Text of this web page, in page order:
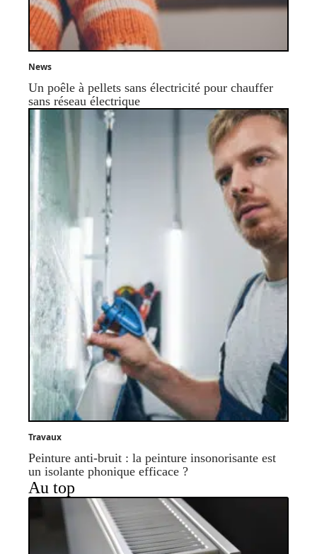
News
Un poêle à pellets sans électricité pour chauffer
sans réseau électrique
Travaux
Peinture anti-bruit : la peinture insonorisante est
un isolante phonique efficace ?
Au top